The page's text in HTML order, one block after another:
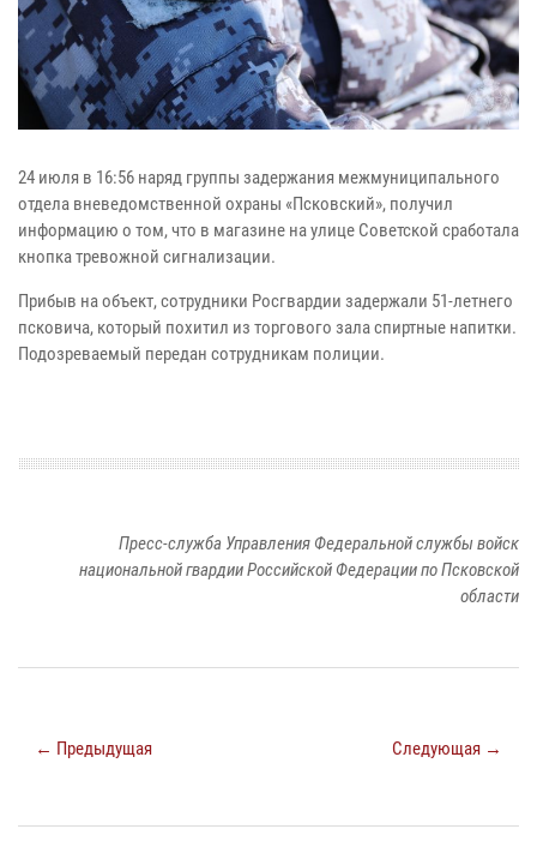
24 июля в 16:56 наряд группы задержания межмуниципального
отдела вневедомственной охраны «Псковский», получил
информацию о том, что в магазине на улице Советской сработала
кнопка тревожной сигнализации.
Прибыв на объект, сотрудники Росгвардии задержали 51-летнего
псковича, который похитил из торгового зала спиртные напитки.
Подозреваемый передан сотрудникам полиции.
Пресс-служба Управления Федеральной службы войск
национальной гвардии Российской Федерации по Псковской
области
← Предыдущая Следующая →